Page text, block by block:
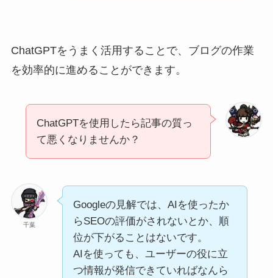
ChatGPTをうまく活用することで、ブログの作業
を効率的に進めることができます。
ChatGPTを使用したら記事の質っ
て悪くなりませんか？
千葉
Googleの見解では、AIを使ったか
らSEOの評価がされないとか、順
位が下がることはないです。
AIを使っても、ユーザーの役に立
つ情報が発信できていればなんら